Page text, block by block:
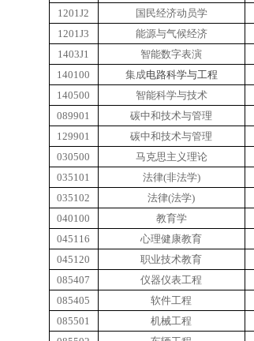
1201J2
国民经济动员学
1201J3
能源与气候经济
1403J1
智能数字表演
140100
集成电路科学与工程
140500
智能科学与技术
089901
碳中和技术与管理
129901
碳中和技术与管理
030500
马克思主义理论
035101
法律(非法学)
035102
法律(法学)
040100
教育学
045116
心理健康教育
045120
职业技术教育
085407
仪器仪表工程
085405
软件工程
085501
机械工程